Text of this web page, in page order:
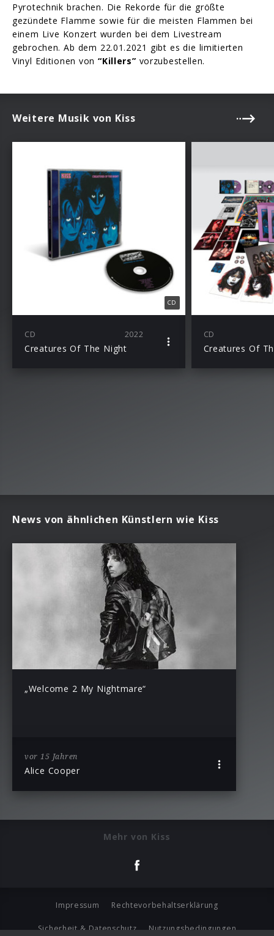
Pyrotechnik brachen. Die Rekorde für die größte
gezündete Flamme sowie für die meisten Flammen bei
einem Live Konzert wurden bei dem Livestream
gebrochen. Ab dem 22.01.2021 gibt es die limitierten
Vinyl Editionen von“Killers” vorzubestellen.
Weitere Musik von Kiss
CD
CD 2022
Creatures Of The Night
CD
Creatures Of
News von ähnlichen Künstlern wie Kiss
„Welcome 2 My Nightmare“
vor 15 Jahren
Alice Cooper
Mehr von Kiss
Impressum Rechtevorbehaltserklärung
Sicherheit & Datenschutz Nutzungsbedingungen